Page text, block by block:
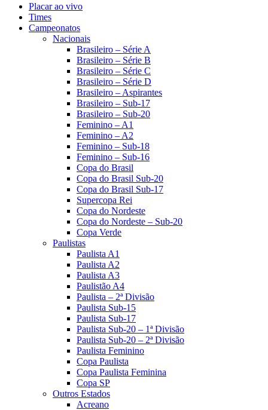
Placar ao vivo
Times
Campeonatos
Nacionais
Brasileiro – Série A
Brasileiro – Série B
Brasileiro – Série C
Brasileiro – Série D
Brasileiro – Aspirantes
Brasileiro – Sub-17
Brasileiro – Sub-20
Feminino – A1
Feminino – A2
Feminino – Sub-18
Feminino – Sub-16
Copa do Brasil
Copa do Brasil Sub-20
Copa do Brasil Sub-17
Supercopa Rei
Copa do Nordeste
Copa do Nordeste – Sub-20
Copa Verde
Paulistas
Paulista A1
Paulista A2
Paulista A3
Paulistão A4
Paulista – 2ª Divisão
Paulista Sub-15
Paulista Sub-17
Paulista Sub-20 – 1ª Divisão
Paulista Sub-20 – 2ª Divisão
Paulista Feminino
Copa Paulista
Copa Paulista Feminina
Copa SP
Outros Estados
Acreano